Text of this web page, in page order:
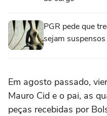
PGR pede que
sejam
Em agosto passado,
Mauro Cid e o pai, as
peças recebidas por